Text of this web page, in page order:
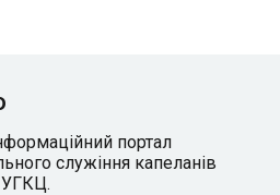
портал
служіння капеланів
УГКЦ.